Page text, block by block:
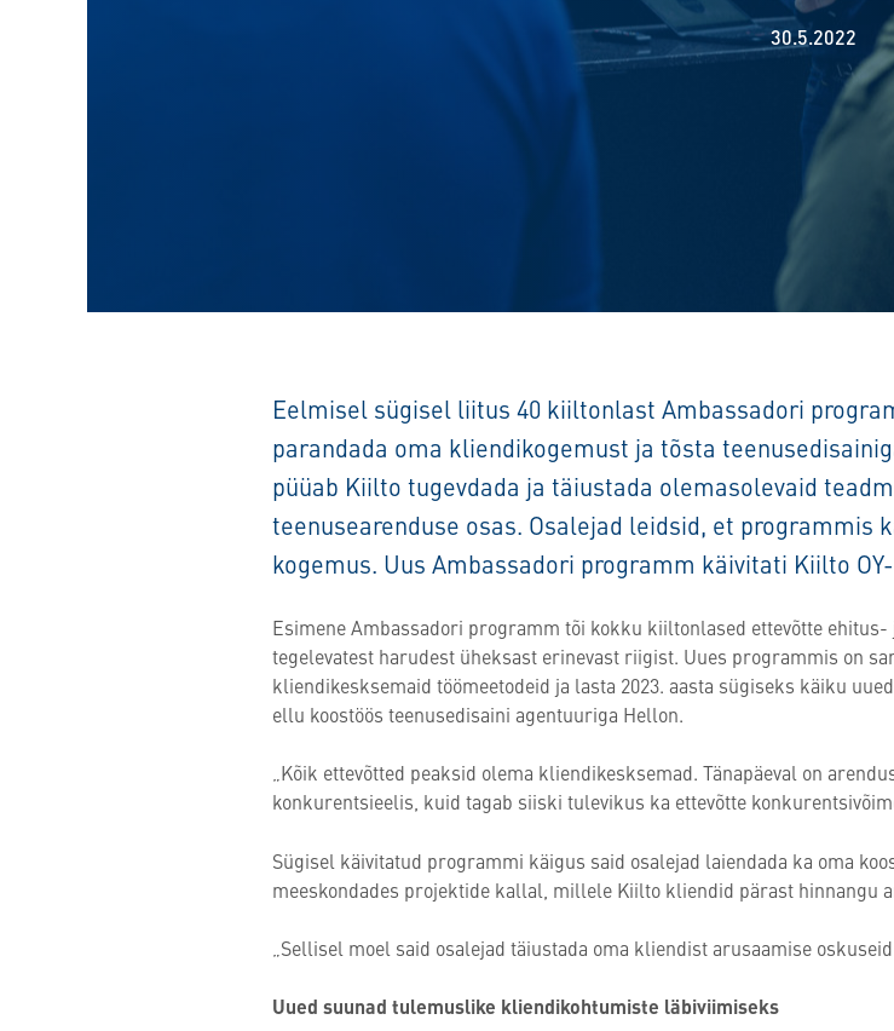
30.5.2022
Eelmisel sügisel liitus 40 kiiltonlast Ambassadori
parandada oma kliendikogemust ja tõsta
püüab Kiilto tugevdada ja täiustada olemasolevaid
teenusearenduse osas. Osalejad leidsid, et programmis
kogemus. Uus Ambassadori programm käivitati Kiilto
Esimene Ambassadori programm tõi kokku kiiltonlased ettevõtte
tegelevatest harudest üheksast erinevast riigist. Uues programmis on
kliendikesksemaid töömeetodeid ja lasta 2023. aasta sügiseks käiku
ellu koostöös teenusedisaini agentuuriga Hellon.
„Kõik ettevõtted peaksid olema kliendikesksemad. Tänapäeval on
konkurentsieelis, kuid tagab siiski tulevikus ka ettevõtte
Sügisel käivitatud programmi käigus said osalejad laiendada ka oma
meeskondades projektide kallal, millele Kiilto kliendid pärast hinnangu
„Sellisel moel said osalejad täiustada oma kliendist arusaamise
Uued suunad tulemuslike kliendikohtumiste läbiviimiseks